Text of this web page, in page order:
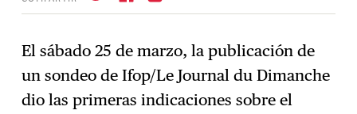
→ Suscríbase
El sábado 25 de marzo, la publicación de
un sondeo de Ifop/Le Journal du Dimanche
dio las primeras indicaciones sobre el